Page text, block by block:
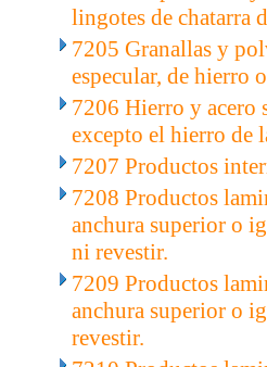
lingotes de chatarra
7205 Granallas y
especular, de hierro
7206 Hierro y acero
excepto el hierro de
7207 Productos
7208 Productos
anchura superior o
ni revestir.
7209 Productos
anchura superior o
revestir.